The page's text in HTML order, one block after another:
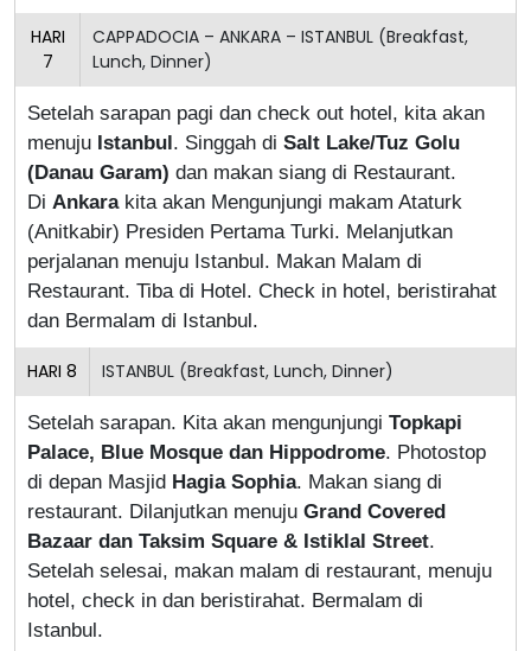
HARI
7
CAPPADOCIA – ANKARA – ISTANBUL (Breakfast,
Lunch, Dinner)
Setelah sarapan pagi dan check out hotel, kita akan
menuju Istanbul. Singgah di Salt Lake/Tuz Golu
(Danau Garam) dan makan siang di Restaurant.
Di Ankarakita akan Mengunjungi makam Ataturk
(Anitkabir) Presiden Pertama Turki. Melanjutkan
perjalanan menuju Istanbul. Makan Malam di
Restaurant. Tiba di Hotel. Check in hotel, beristirahat
dan Bermalam di Istanbul.
HARI 8 ISTANBUL (Breakfast, Lunch, Dinner)
Setelah sarapan. Kita akan mengunjungi Topkapi
Palace, Blue Mosque dan Hippodrome. Photostop
di depan Masjid Hagia Sophia. Makan siang di
restaurant. Dilanjutkan menuju Grand Covered
Bazaar dan Taksim Square & Istiklal Street.
Setelah selesai, makan malam di restaurant, menuju
hotel, check in dan beristirahat. Bermalam di
Istanbul.